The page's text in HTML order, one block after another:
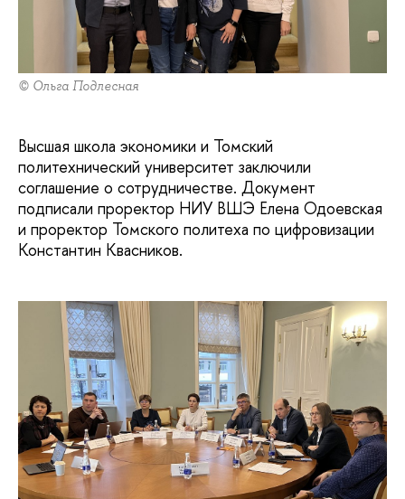
© Ольга Подлесная
Высшая школа экономики и Томский
политехнический университет заключили
соглашение о сотрудничестве. Документ
подписали проректор НИУ ВШЭ Елена Одоевская
и проректор Томского политеха по цифровизации
Константин Квасников.